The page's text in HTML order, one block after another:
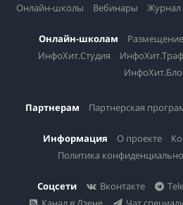
Онлайн-школы
Вебинары Журнал
Онлайн-школам Размещение
ИнфоХит.Студия
Партнерам Партнерская
Информация О проекте
Политика
Соцсети Вконтакте